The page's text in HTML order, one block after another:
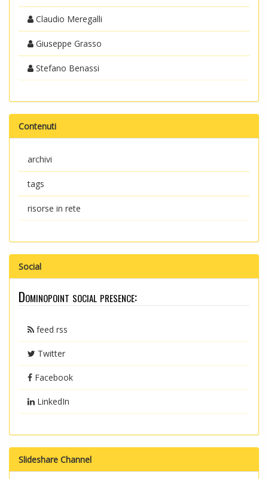
Claudio Meregalli
Giuseppe Grasso
Stefano Benassi
Contenuti
archivi
tags
risorse in rete
Social
Dominopoint social presence:
feed rss
Twitter
Facebook
LinkedIn
Slideshare Channel